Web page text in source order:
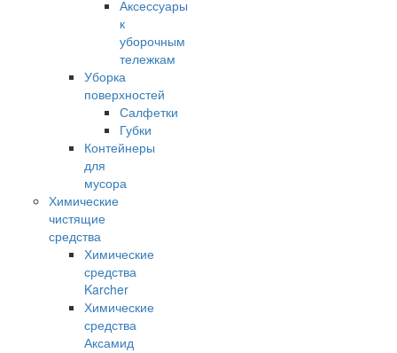
Аксессуары
к
уборочным
тележкам
Уборка
поверхностей
Салфетки
Губки
Контейнеры
для
мусора
Химические
чистящие
средства
Химические
средства
Karcher
Химические
средства
Аксамид